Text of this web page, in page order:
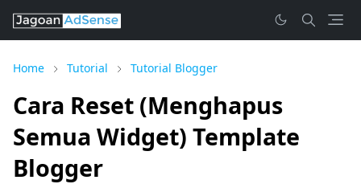
Home Tutorial Tutorial Blogger
Cara Reset (Menghapus
Semua Widget) Template
Blogger